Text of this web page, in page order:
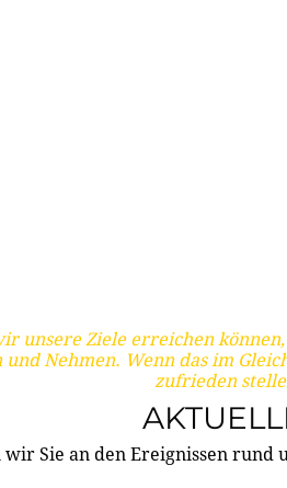
unsere Ziele erreichen
und Nehmen. Wenn das im
zufrieden
Sie an den Ereignissen rund